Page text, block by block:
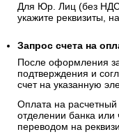
Для Юр. Лиц (без
укажите реквизиты,
Запрос счета на
После оформления
подтверждения и
счет на указанную
Оплата на
отделении банка или
переводом на